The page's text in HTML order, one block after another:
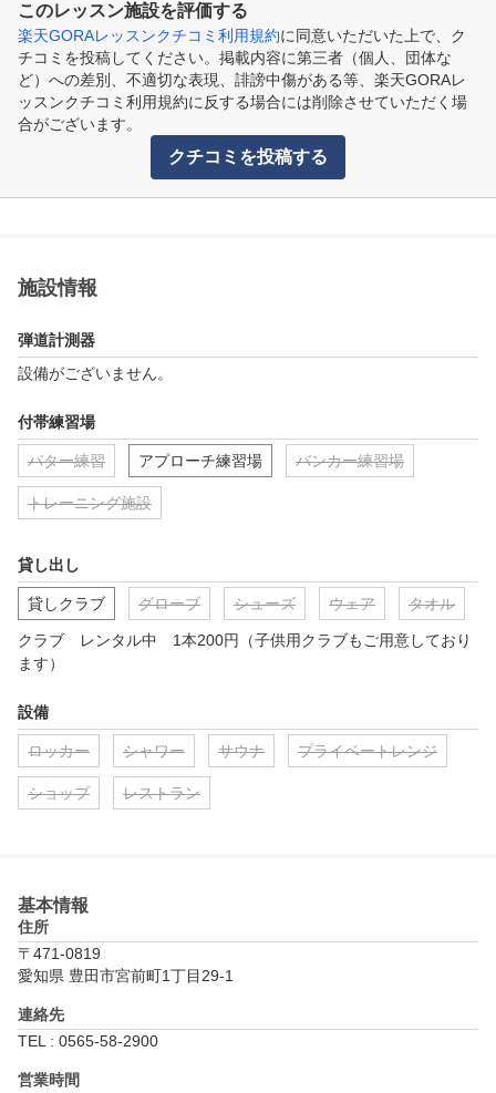
このレッスン施設を評価する
楽天GORAレッスンクチコミ利用規約に同意いただいた上で、ク
チコミを投稿してください。掲載内容に第三者（個人、団体な
ど）への差別、不適切な表現、誹謗中傷がある等、楽天GORAレ
ッスンクチコミ利用規約に反する場合には削除させていただく場
合がございます。
クチコミを投稿する
施設情報
弾道計測器
設備がございません。
付帯練習場
パター練習 アプローチ練習場 バンカー練習場
トレーニング施設
貸し出し
貸しクラブ グローブ シューズ ウェア タオル
クラブ　レンタル中　1本200円（子供用クラブもご用意しており
ます）
設備
ロッカー シャワー サウナ プライベートレンジ
ショップ レストラン
基本情報
住所
〒471-0819
愛知県 豊田市宮前町1丁目29-1
連絡先
TEL : 0565-58-2900
営業時間